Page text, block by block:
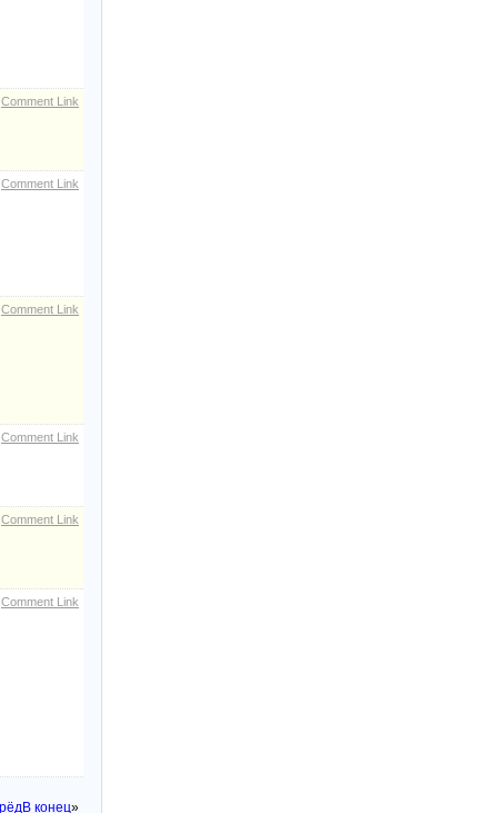
Comment Link
Comment Link
Comment Link
Comment Link
Comment Link
Comment Link
В конец»